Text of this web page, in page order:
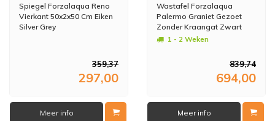
Spiegel Forzalaqua Reno
Vierkant 50x2x50 Cm Eiken
Silver Grey
359,37
297,00
Meer info
Wastafel Forzalaqua
Palermo Graniet Gezoet
Zonder Kraangat Zwart
60x40x9 cm
1 - 2 Weken
839,74
694,00
Meer info